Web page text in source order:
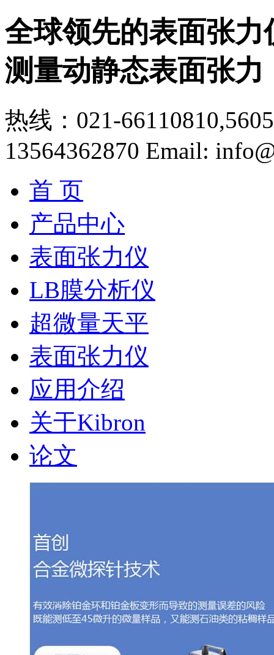
全球领先的表面张
测量动静态表面张力
热线：021-
13564362870 Email:
首 页
产品中心
表面张力仪
LB膜分析仪
超微量天平
表面张力仪
应用介绍
关于Kibron
论文